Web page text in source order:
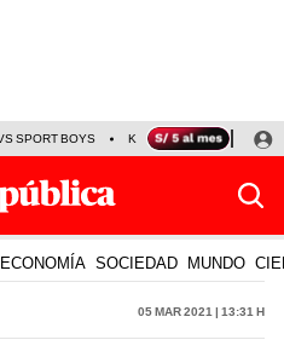
SPORT BOYS KENJI FUJIMORI
ECONOMÍA SOCIEDAD MUNDO
05 Mar 2021 | 13:31 h